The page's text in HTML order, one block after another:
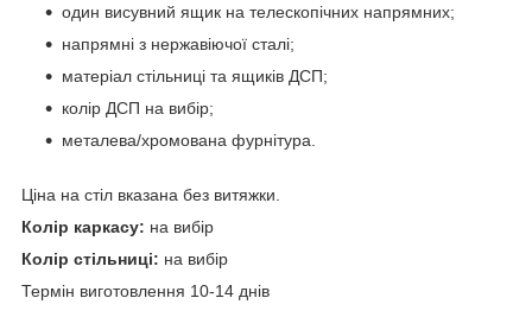
один висувний ящик на телескопічних напрямних;
напрямні з нержавіючої сталі;
матеріал стільниці та ящиків ДСП;
колір ДСП на вибір;
металева/хромована фурнітура.
Ціна на стіл вказана без витяжки.
Колір каркасу: на вибір
Колір стільниці: на вибір
Термін виготовлення 10-14 днів